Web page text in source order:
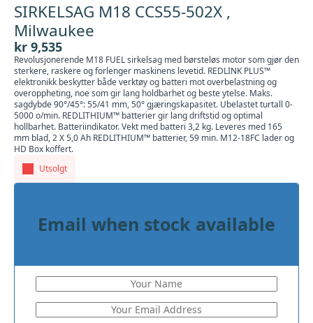
SIRKELSAG M18 CCS55-502X ,
Milwaukee
kr 9,535
Revolusjonerende M18 FUEL sirkelsag med børsteløs motor som gjør den
sterkere, raskere og forlenger maskinens levetid. REDLINK PLUS™
elektronikk beskytter både verktøy og batteri mot overbelastning og
overoppheting, noe som gir lang holdbarhet og beste ytelse. Maks.
sagdybde 90°/45°: 55/41 mm, 50° gjæringskapasitet. Ubelastet turtall 0-
5000 o/min. REDLITHIUM™ batterier gir lang driftstid og optimal
hollbarhet. Batteriindikator. Vekt med batteri 3,2 kg. Leveres med 165
mm blad, 2 X 5,0 Ah REDLITHIUM™ batterier, 59 min. M12-18FC lader og
HD Box koffert.
Utsolgt
Email when stock available